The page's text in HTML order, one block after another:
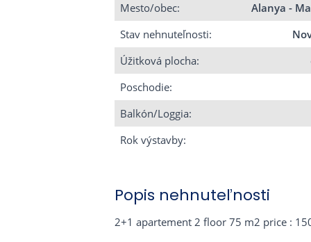
Mesto/obec:
Alanya -
Stav nehnuteľnosti:
Úžitková plocha:
Poschodie:
Balkón/Loggia:
Rok výstavby:
Popis nehnuteľnosti
2+1 apartement 2 floor 75 m2 price :